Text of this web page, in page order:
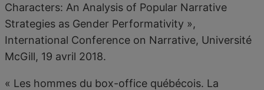
Characters: An Analysis of Popular Narrative
Strategies as Gender Performativity »,
International Conference on Narrative, Université
McGill, 19 avril 2018.
« Les hommes du box-office québécois. La